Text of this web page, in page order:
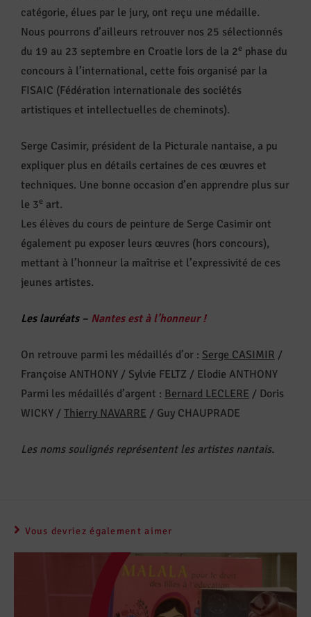
catégorie, élues par le jury, ont reçu une médaille.
Nous pourrons d’ailleurs retrouver nos 25 sélectionnés
du 19 au 23 septembre en Croatie lors de la 2e phase du
concours à l’international, cette fois organisé par la
FISAIC (Fédération internationale des sociétés
artistiques et intellectuelles de cheminots).
Serge Casimir, président de la Picturale nantaise, a pu
expliquer plus en détails certaines de ces œuvres et
techniques. Une bonne occasion d’en apprendre plus sur
le 3e art.
Les élèves du cours de peinture de Serge Casimir ont
également pu exposer leurs œuvres (hors concours),
mettant à l’honneur la maîtrise et l’expressivité de ces
jeunes artistes.
Les lauréats – Nantes est à l’honneur !
On retrouve parmi les médaillés d’or : Serge CASIMIR /
Françoise ANTHONY / Sylvie FELTZ / Elodie ANTHONY
Parmi les médaillés d’argent : Bernard LECLERE / Doris
WICKY / Thierry NAVARRE / Guy CHAUPRADE
Les noms soulignés représentent les artistes nantais.
Vous devriez également aimer